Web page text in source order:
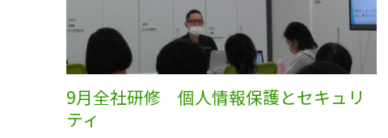
9月全社研修 個人情報保護とセキュリ
ティ